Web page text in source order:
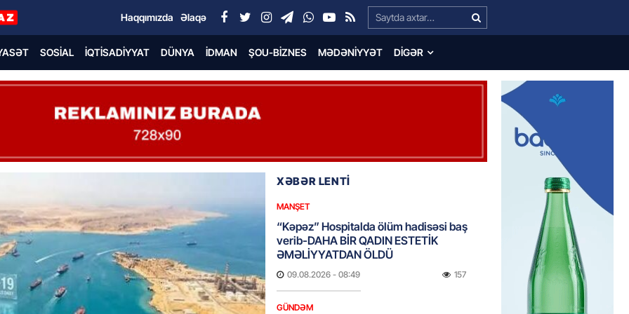
Search…
Haqqımızda Əlaqə
SOSIAL İQTISADIYYAT DÜNYA İDMAN ŞOU-BIZNES MƏDƏNIYYƏT DIGƏR
XƏBƏR LENTİ
MANŞET
“Kəpəz” Hospitalda ölüm hadisəsi baş
verib-DAHA BİR QADIN ESTETİK
ƏMƏLİYYATDAN ÖLDÜ
09.08.2026 - 08:49 157
GÜNDƏM